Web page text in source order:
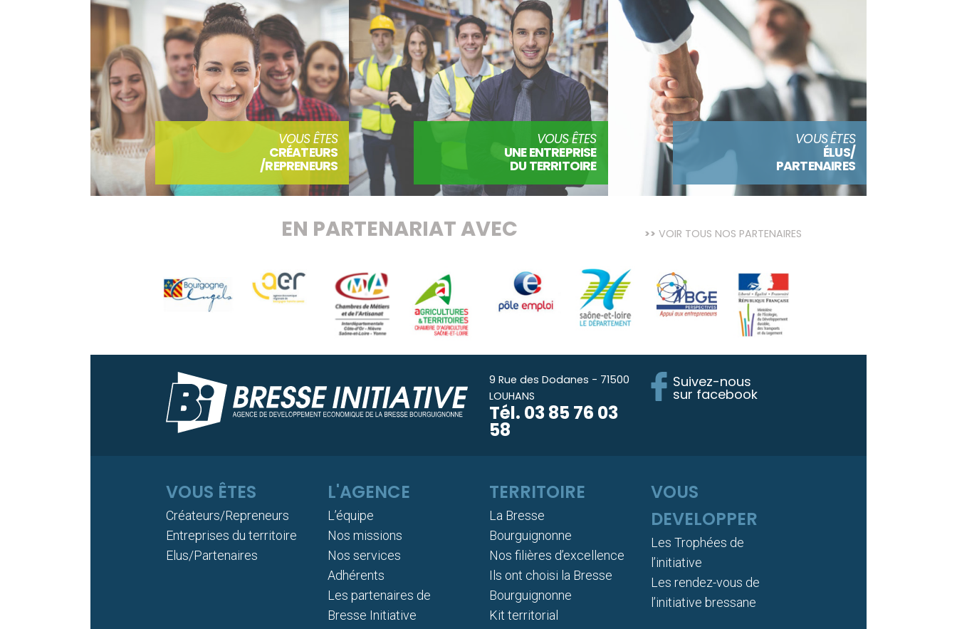
VOUS ÊTES
CRÉATEURS
/REPRENEURS
VOUS ÊTES
UNE ENTREPRISE
DU TERRITOIRE
VOUS ÊTES
ÉLUS/
PARTENAIRES
EN PARTENARIAT AVEC VOIR TOUS NOS PARTENAIRES
9 Rue des Dodanes - 71500
LOUHANS
Tél. 03 85 76 03
58
Suivez-nous
sur facebook
VOUS ÊTES
Créateurs/Repreneurs
Entreprises du territoire
Elus/Partenaires
L'AGENCE
L’équipe
Nos missions
Nos services
Adhérents
Les partenaires de
Bresse Initiative
TERRITOIRE
La Bresse
Bourguignonne
Nos filières d’excellence
Ils ont choisi la Bresse
Bourguignonne
Kit territorial
VOUS
DEVELOPPER
Les Trophées de
l’initiative
Les rendez-vous de
l’initiative bressane